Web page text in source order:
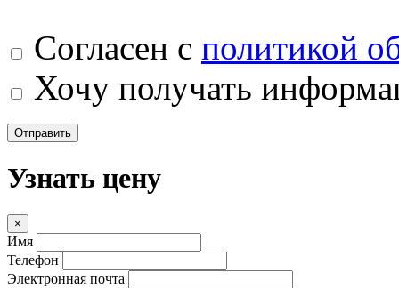
Согласен с политикой
Хочу получать
Отправить
Узнать цену
×
Имя
Телефон
Электронная почта